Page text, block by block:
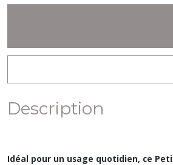
Description
Idéal pour un usage quotidien, ce